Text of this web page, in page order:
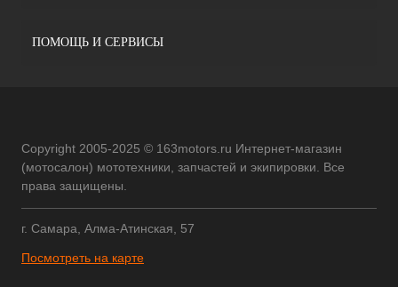
ПОМОЩЬ И СЕРВИСЫ
Copyright 2005-2025 © 163motors.ru Интернет-магазин
(мотосалон) мототехники, запчастей и экипировки. Все
права защищены.
г. Самара, Алма-Атинская, 57
Посмотреть на карте